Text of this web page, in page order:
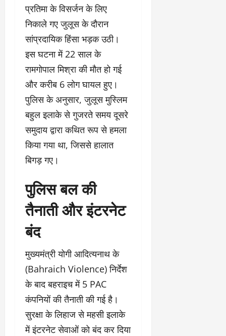
प्रतिमा के विसर्जन के लिए
निकाले गए जुलूस के दौरान
सांप्रदायिक हिंसा भड़क उठी।
इस घटना में 22 साल के
रामगोपाल मिश्रा की मौत हो गई
और करीब 6 लोग घायल हुए।
पुलिस के अनुसार, जुलूस मुस्लिम
बहुल इलाके से गुजरते समय दूसरे
समुदाय द्वारा कथित रूप से हमला
किया गया था, जिससे हालात
बिगड़ गए।
पुलिस बल की
तैनाती और इंटरनेट
बंद
मुख्यमंत्री योगी आदित्यनाथ के
(Bahraich Violence) निर्देश
के बाद बहराइच में 5 PAC
कंपनियों की तैनाती की गई है।
सुरक्षा के लिहाज से महसी इलाके
में इंटरनेट सेवाओं को बंद कर दिया